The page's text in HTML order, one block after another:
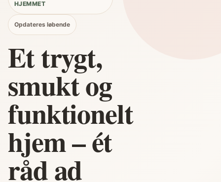
HJEMMET
Opdateres løbende
Et trygt,
smukt og
funktionelt
hjem – ét
råd ad